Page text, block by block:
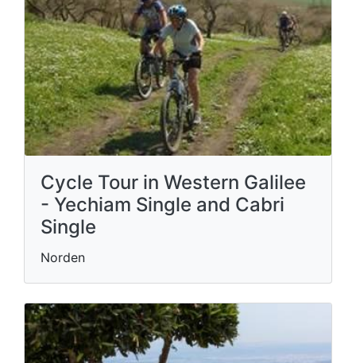
Cycle Tour in Western Galilee
- Yechiam Single and Cabri
Single
Norden